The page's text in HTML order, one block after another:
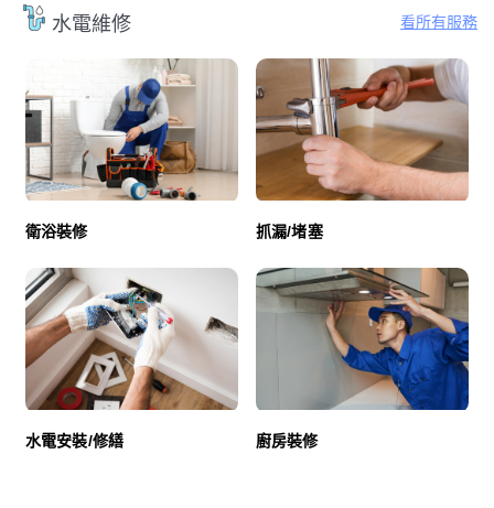
水電維修 看所有服務
衛浴裝修 抓漏/堵塞
水電安裝/修繕 廚房裝修